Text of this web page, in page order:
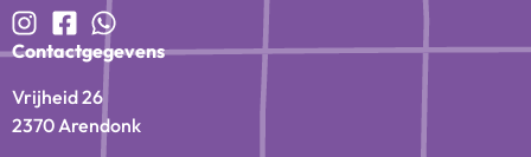
Contactgegevens
Vrijheid 26
2370 Arendonk